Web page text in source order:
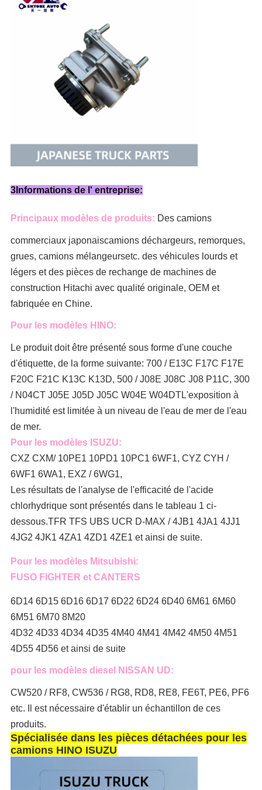
3Informations de l' entreprise:
Principaux modèles de produits: Des camions
commerciaux japonaiscamions déchargeurs, remorques,
grues, camions mélangeursetc. des véhicules lourds et
légers et des pièces de rechange de machines de
construction Hitachi avec qualité originale, OEM et
fabriquée en Chine.
Pour les modèles HINO:
Le produit doit être présenté sous forme d'une couche
d'étiquette, de la forme suivante: 700 / E13C F17C F17E
F20C F21C K13C K13D, 500 / J08E J08C J08 P11C, 300
/ N04CT J05E J05D J05C W04E W04DTL'exposition à
l'humidité est limitée à un niveau de l'eau de mer de l'eau
de mer.
Pour les modèles ISUZU:
CXZ CXM/ 10PE1 10PD1 10PC1 6WF1, CYZ CYH /
6WF1 6WA1, EXZ / 6WG1,
Les résultats de l'analyse de l'efficacité de l'acide
chlorhydrique sont présentés dans le tableau 1 ci-
dessous.TFR TFS UBS UCR D-MAX / 4JB1 4JA1 4JJ1
4JG2 4JK1 4ZA1 4ZD1 4ZE1 et ainsi de suite.
Pour les modèles Mitsubishi:
FUSO FIGHTER et CANTERS
6D14 6D15 6D16 6D17 6D22 6D24 6D40 6M61 6M60
6M51 6M70 8M20
4D32 4D33 4D34 4D35 4M40 4M41 4M42 4M50 4M51
4D55 4D56 et ainsi de suite
pour les modèles diesel NISSAN UD:
CW520 / RF8, CW536 / RG8, RD8, RE8, FE6T, PE6, PF6
etc. Il est nécessaire d'établir un échantillon de ces
produits.
Spécialisée dans les pièces détachées pour les
camions HINO ISUZU